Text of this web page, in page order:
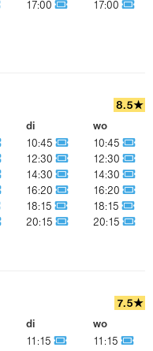
17:00
17:00
8.5★
di
10:45
12:30
14:30
16:20
18:15
20:15
wo
10:45
12:30
14:30
16:20
18:15
20:15
7.5★
di
11:15
wo
11:15